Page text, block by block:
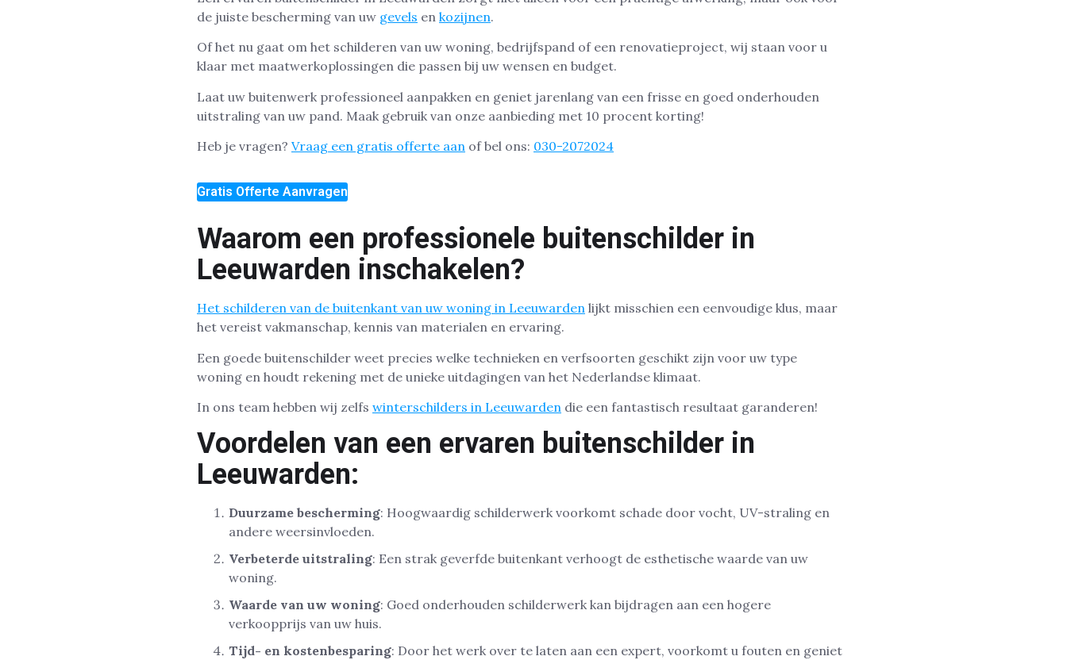
de juiste bescherming van uw gevels en kozijnen.
Of het nu gaat om het schilderen van uw woning, bedrijfspand of een renovatieproject, wij staan voor u
klaar met maatwerkoplossingen die passen bij uw wensen en budget.
Laat uw buitenwerk professioneel aanpakken en geniet jarenlang van een frisse en goed onderhouden
uitstraling van uw pand. Maak gebruik van onze aanbieding met 10 procent korting!
Heb je vragen? Vraag een gratis offerte aan of bel ons: 030-2072024
Gratis Offerte Aanvragen
Waarom een professionele buitenschilder in
Leeuwarden inschakelen?
Het schilderen van de buitenkant van uw woning in Leeuwarden lijkt misschien een eenvoudige klus, maar
het vereist vakmanschap, kennis van materialen en ervaring.
Een goede buitenschilder weet precies welke technieken en verfsoorten geschikt zijn voor uw type
woning en houdt rekening met de unieke uitdagingen van het Nederlandse klimaat.
In ons team hebben wij zelfs winterschilders in Leeuwarden die een fantastisch resultaat garanderen!
Voordelen van een ervaren buitenschilder in
Leeuwarden:
Duurzame bescherming: Hoogwaardig schilderwerk voorkomt schade door vocht, UV-straling en
andere weersinvloeden.
Verbeterde uitstraling: Een strak geverfde buitenkant verhoogt de esthetische waarde van uw
woning.
Waarde van uw woning: Goed onderhouden schilderwerk kan bijdragen aan een hogere
verkoopprijs van uw huis.
Tijd- en kostenbesparing: Door het werk over te laten aan een expert, voorkomt u fouten en geniet